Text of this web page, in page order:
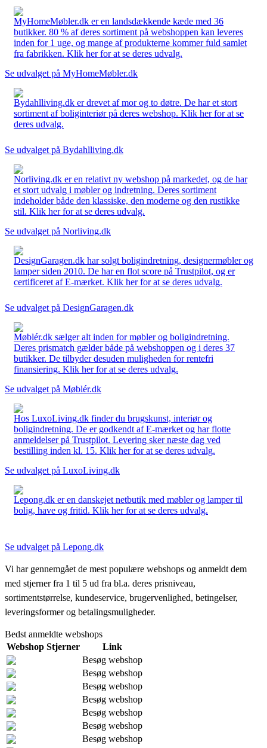
MyHomeMøbler.dk er en landsdækkende kæde med 36
butikker. 80 % af deres sortiment på webshoppen kan leveres
inden for 1 uge, og mange af produkterne kommer fuld samlet
fra fabrikken. Klik her for at se deres udvalg.
Se udvalget på MyHomeMøbler.dk
Bydahlliving.dk er drevet af mor og to døtre. De har et stort
sortiment af boliginteriør på deres webshop. Klik her for at se
deres udvalg.
Se udvalget på Bydahlliving.dk
Norliving.dk er en relativt ny webshop på markedet, og de har
et stort udvalg i møbler og indretning. Deres sortiment
indeholder både den klassiske, den moderne og den rustikke
stil. Klik her for at se deres udvalg.
Se udvalget på Norliving.dk
DesignGaragen.dk har solgt boligindretning, designermøbler og
lamper siden 2010. De har en flot score på Trustpilot, og er
certificeret af E-mærket. Klik her for at se deres udvalg.
Se udvalget på DesignGaragen.dk
Møblér.dk sælger alt inden for møbler og boligindretning.
Deres prismatch gælder både på webshoppen og i deres 37
butikker. De tilbyder desuden muligheden for rentefri
finansiering. Klik her for at se deres udvalg.
Se udvalget på Møblér.dk
Hos LuxoLiving.dk finder du brugskunst, interiør og
boligindretning. De er godkendt af E-mærket og har flotte
anmeldelser på Trustpilot. Levering sker næste dag ved
bestilling inden kl. 15. Klik her for at se deres udvalg.
Se udvalget på LuxoLiving.dk
Lepong.dk er en danskejet netbutik med møbler og lamper til
bolig, have og fritid. Klik her for at se deres udvalg.
Se udvalget på Lepong.dk
Vi har gennemgået de mest populære webshops og anmeldt dem
med stjerner fra 1 til 5 ud fra bl.a. deres prisniveau,
sortimentstørrelse, kundeservice, brugervenlighed, betingelser,
leveringsformer og betalingsmuligheder.
Bedst anmeldte webshops
Webshop Stjerner
Link
Besøg webshop
Besøg webshop
Besøg webshop
Besøg webshop
Besøg webshop
Besøg webshop
Besøg webshop